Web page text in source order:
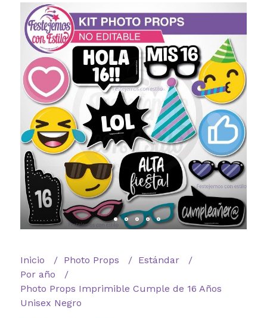
Inicio Photo Props
Estándar
Por año
Photo Props Imprimible Cumple de 16 Años
Unisex Negro